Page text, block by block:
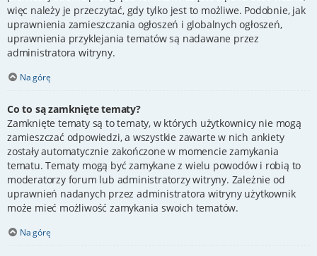
więc należy je przeczytać, gdy tylko jest to możliwe. Podobnie, jak
uprawnienia zamieszczania ogłoszeń i globalnych ogłoszeń,
uprawnienia przyklejania tematów są nadawane przez
administratora witryny.
Na górę
Co to są zamknięte tematy?
Zamknięte tematy są to tematy, w których użytkownicy nie mogą
zamieszczać odpowiedzi, a wszystkie zawarte w nich ankiety
zostały automatycznie zakończone w momencie zamykania
tematu. Tematy mogą być zamykane z wielu powodów i robią to
moderatorzy forum lub administratorzy witryny. Zależnie od
uprawnień nadanych przez administratora witryny użytkownik
może mieć możliwość zamykania swoich tematów.
Na górę